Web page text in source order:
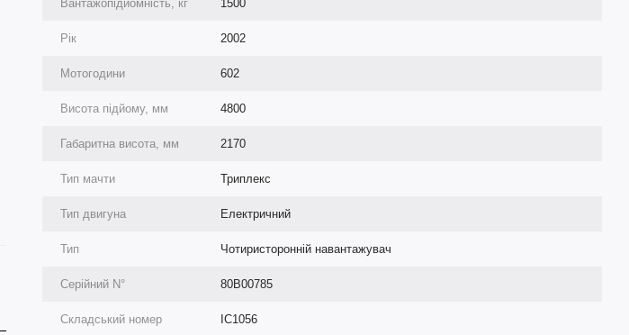
Вантажопідйомність, кг 1500
Рік 2002
Мотогодини 602
Висота підйому, мм 4800
Габаритна висота, мм 2170
Тип мачти Триплекс
Тип двигуна Електричний
Тип Чотиристоронній навантажувач
Серійний N° 80B00785
Складський номер IC1056